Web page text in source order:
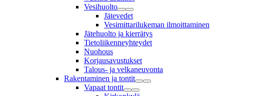
Vesihuolto
Jätevedet
Vesimittarilukeman ilmoittaminen
Jätehuolto ja kierrätys
Tietoliikenneyhteydet
Nuohous
Korjausavustukset
Talous- ja velkaneuvonta
Rakentaminen ja tontit
Vapaat tontit